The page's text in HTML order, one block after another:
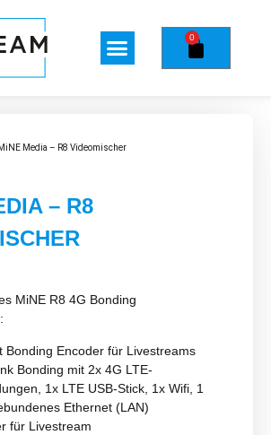
0
Media – R8 Videomischer
– R8
MiNE R8 4G Bonding
Bonding Encoder für Livestreams
Bonding mit 2x 4G LTE-
1x LTE USB-Stick, 1x Wifi, 1
Ethernet (LAN)
für Livestream